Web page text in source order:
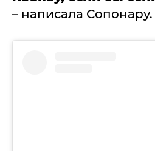
– написала Сопонару.